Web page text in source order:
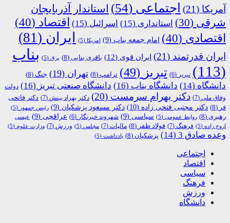
آمریکا (21) اجتماعی (54)
استاندار آذربایجان
شرقی (30) استانداری (15) اسرائیل (15) اقتصاد (40)
اقتصادی (40) امام جمعه بناب (9) امریکا (5) ایران (81)
ایران قدرتمند (21) ایران قوی (12) باقری بنابی (8) برق (5)
بناب
(113)
تبریر (6) تبریز (49) ترامپ (8) تهران (19) جنگ (8)
دانشگاه (14) دانشگاه بناب (16) دانشگاه صنعتی تبریز (16)
دولت
وفاق ملی (7) دکتر بهرام سرمست (20) دکتر بهزاد بینش (7)
دکتر فاتحی
فر (8) دکتر مجتبی فتحی زاده (10) دکتر مسعود پزشکیان (9) رئیس جمهور (5)
رهبری (8) روابط عمومی (5) سیاسی (9) شهروند خبرنگار (6) عراقچی (9)
عیسی
اروج زاده (5) فرهنگ (7) فولاد ظفر (8) مالیات (7) مجلس (5) ورزش (7) وزارت علوم (5)
وعده صادق 3 (14) پزشکیان (8) یادداشت (5)
اجتماعی
اقتصاد
سیاسی
فرهنگ
ورزش
دانشگاه